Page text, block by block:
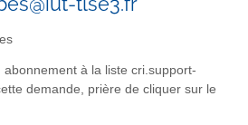
à la liste cri.support-
demande, prière de cliquer sur le